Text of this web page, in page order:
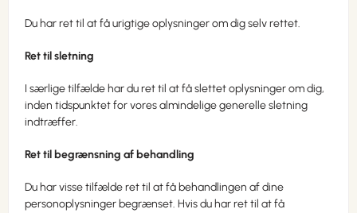
Du har ret til at få urigtige oplysninger om dig selv rettet.
Ret til sletning
I særlige tilfælde har du ret til at få slettet oplysninger om dig,
inden tidspunktet for vores almindelige generelle sletning
indtræffer.
Ret til begrænsning af behandling
Du har visse tilfælde ret til at få behandlingen af dine
personoplysninger begrænset. Hvis du har ret til at få